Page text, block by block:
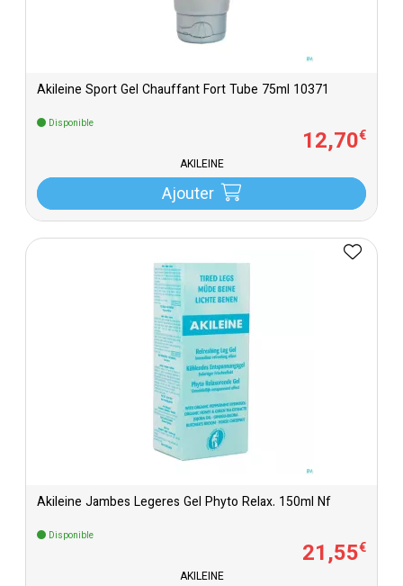
Akileine Sport Gel Chauffant Fort Tube 75ml 10371
Disponible
12,70€
AKILEINE
Ajouter
Akileine Jambes Legeres Gel Phyto Relax. 150ml Nf
Disponible
21,55€
AKILEINE